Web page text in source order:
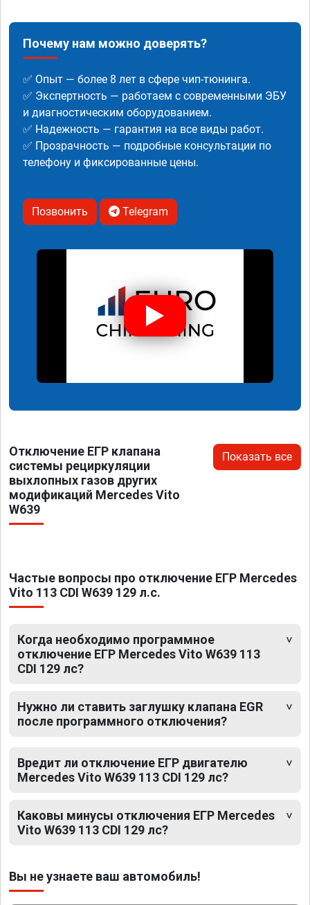
Почему нам можно доверять?
✅ Опыт — более 8 лет в сфере чип-тюнинга.
✅ Экспертность — работаем с современными ЭБУ
и диагностическим оборудованием.
✅ Надежность — гарантия на все виды работ.
✅ Прозрачность — подробные консультации по
телефону и фиксированные цены.
Позвонить Telegram
Отключение ЕГР клапана
системы рециркуляции
выхлопных газов других
модификаций Mercedes Vito
W639
Показать все
Частые вопросы про отключение ЕГР Mercedes
Vito 113 CDI W639 129 л.с.
Когда необходимо программное
отключение ЕГР Mercedes Vito W639 113
CDI 129 лс?
Нужно ли ставить заглушку клапана EGR
после программного отключения?
Вредит ли отключение ЕГР двигателю
Mercedes Vito W639 113 CDI 129 лс?
Каковы минусы отключения ЕГР Mercedes
Vito W639 113 CDI 129 лс?
Вы не узнаете ваш автомобиль!